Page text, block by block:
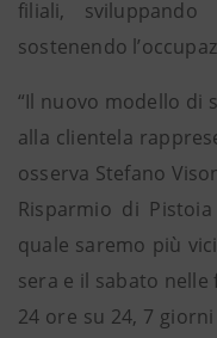
filiali,
sostenendo
“Il nuovo modello di
alla clientela
osserva Stefano
Risparmio di
quale saremo più
sera e il sabato
24 ore su 24, 7